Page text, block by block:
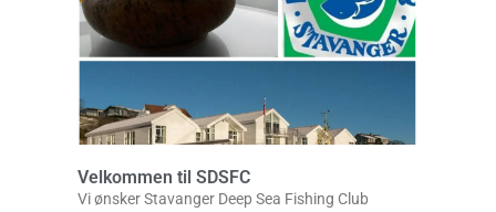
Velkommen til SDSFC
Vi ønsker Stavanger Deep Sea Fishing Club